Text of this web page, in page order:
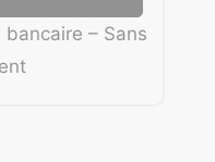
– Sans